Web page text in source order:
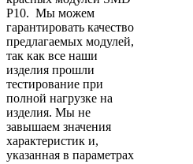
P10. Мы можем
гарантировать качество
предлагаемых модулей,
так как все наши
изделия прошли
тестирование при
полной нагрузке на
изделия. Мы не
завышаем значения
характеристик и,
указанная в параметрах